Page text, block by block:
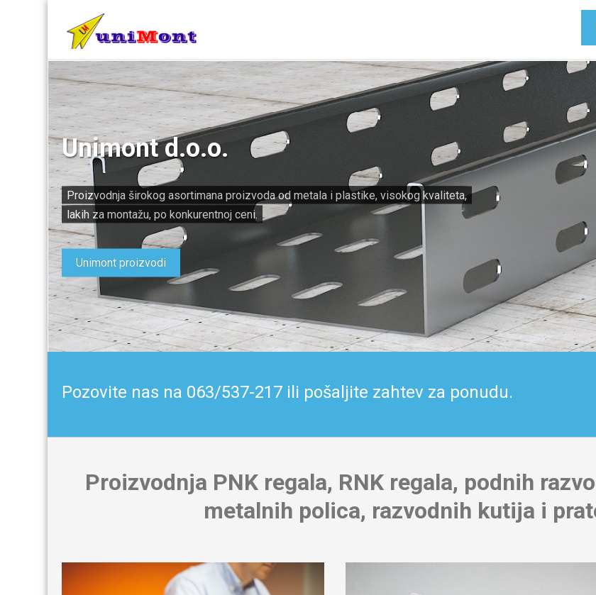
Unimont d.o.o.
Proizvodnja širokog asortimana proizvoda od metala i plastike, visokog kvaliteta,
lakih za montažu, po konkurentnoj ceni.
Unimont proizvodi
Pozovite nas na 063/537-217 ili pošaljite zahtev za ponudu.
Proizvodnja PNK regala, RNK regala, podnih
metalnih polica, razvodnih kutija i